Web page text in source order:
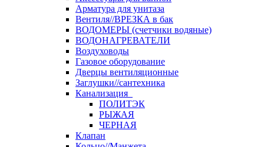
Арматура для унитаза
Вентиля//ВРЕЗКА в бак
ВОДОМЕРЫ (счетчики водяные)
ВОДОНАГРЕВАТЕЛИ
Воздуховоды
Газовое оборудование
Дверцы вентиляционные
Заглушки//сантехника
Канализация
ПОЛИТЭК
РЫЖАЯ
ЧЕРНАЯ
Клапан